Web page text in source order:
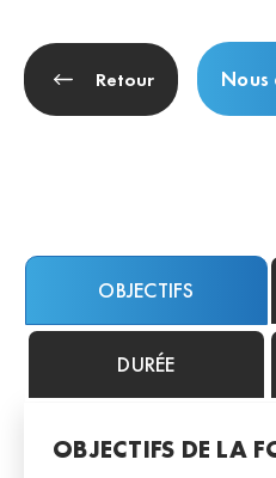
Retour
OBJECTIFS
DURÉE
OBJECTIFS DE LA